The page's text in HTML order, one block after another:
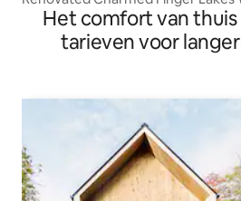
Het comfort van
tarieven voor